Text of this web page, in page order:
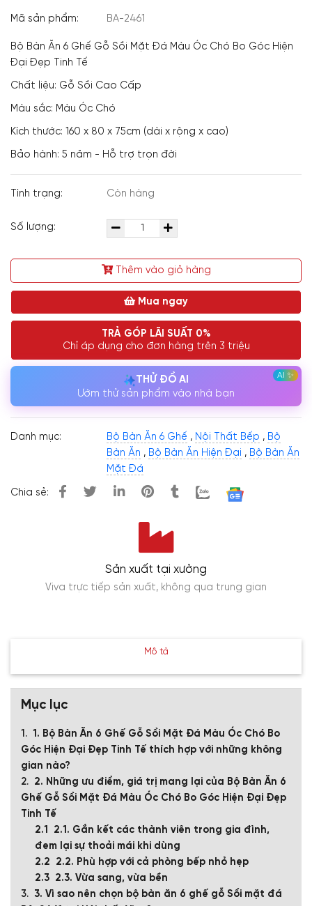
Mã sản phẩm: BA-2461
Bộ Bàn Ăn 6 Ghế Gỗ Sồi Mặt Đá Màu Óc Chó Bo Góc Hiện
Đại Đẹp Tinh Tế
Chất liệu: Gỗ Sồi Cao Cấp
Màu sắc: Màu Óc Chó
Kích thước: 160 x 80 x 75cm (dài x rộng x cao)
Bảo hành: 5 năm - Hỗ trợ trọn đời
Tình trạng: Còn hàng
Số lượng:
Thêm vào giỏ hàng
Mua ngay
TRẢ GÓP LÃI SUẤT 0%
Chỉ áp dụng cho đơn hàng trên 3 triệu
THỬ ĐỒ AI
Ướm thử sản phẩm vào nhà bạn
Danh mục: Bộ Bàn Ăn 6 Ghế , Nội Thất Bếp , Bộ
Bàn Ăn , Bộ Bàn Ăn Hiện Đại , Bộ Bàn Ăn
Mặt Đá
Chia sẻ:
Sản xuất tại xưởng
Viva trực tiếp sản xuất, không qua trung gian
Mô tả
Mục lục
1. Bộ Bàn Ăn 6 Ghế Gỗ Sồi Mặt Đá Màu Óc Chó Bo
Góc Hiện Đại Đẹp Tinh Tế thích hợp với những không
gian nào?
2. Những ưu điểm, giá trị mang lại của Bộ Bàn Ăn 6
Ghế Gỗ Sồi Mặt Đá Màu Óc Chó Bo Góc Hiện Đại Đẹp
Tinh Tế
2.1. Gắn kết các thành viên trong gia đình,
đem lại sự thoải mái khi dùng
2.2. Phù hợp với cả phòng bếp nhỏ hẹp
2.3. Vừa sang, vừa bền
3. Vì sao nên chọn bộ bàn ăn 6 ghế gỗ Sồi mặt đá